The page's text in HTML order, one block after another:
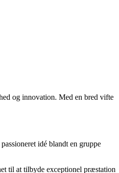
og innovation. Med en bred vifte
idé blandt en gruppe
til at tilbyde exceptionel præstation